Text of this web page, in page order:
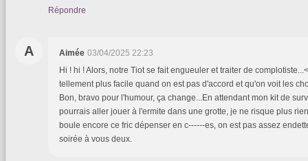
Répondre
A Aimée 03/04/2025 22:23
Hi ! hi ! Alors, notre Tiot se fait engueuler et traiter de
tellement plus facile quand on est pas d'accord et qu'on voit les
Bon, bravo pour l'humour, ça change...En attendant mon kit de
pourrais aller jouer à l'ermite dans une grotte, je ne risque plus
boule encore ce fric dépenser en c------es, on est pas assez
soirée à vous deux.